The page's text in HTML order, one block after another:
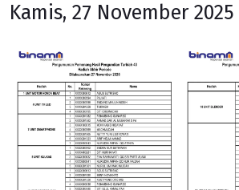
Kamis, 27 November 2025